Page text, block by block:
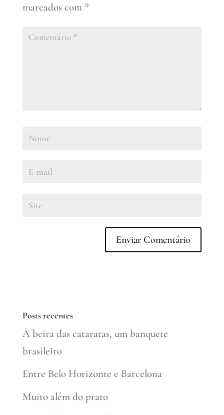
marcados com *
Posts recentes
À beira das cataratas, um banquete
brasileiro
Entre Belo Horizonte e Barcelona
Muito além do prato